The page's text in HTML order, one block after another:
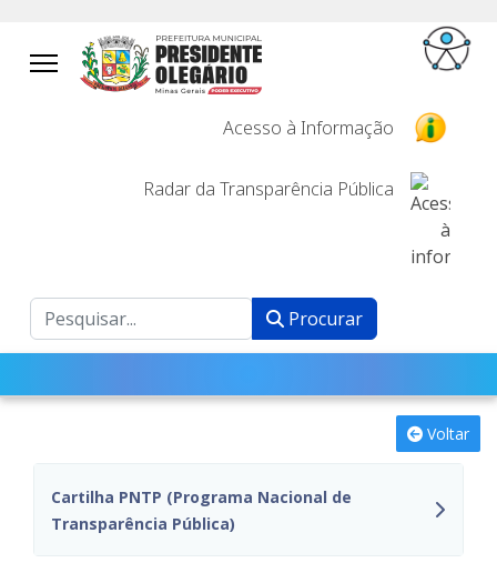
Acesso à Informação
Radar da Transparência Pública
Procurar Procurar
Voltar
Cartilha PNTP (Programa Nacional de
Transparência Pública)